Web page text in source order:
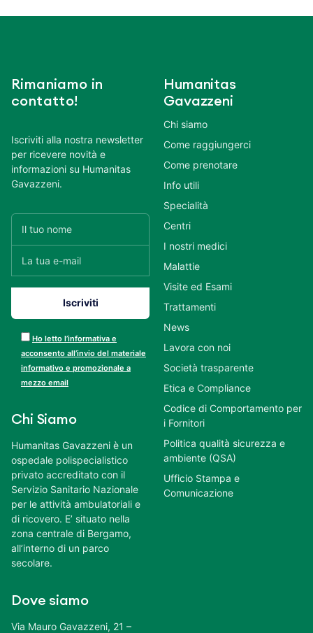
Rimaniamo in
contatto!
Iscriviti alla nostra newsletter
per ricevere novità e
informazioni su Humanitas
Gavazzeni.
Ho letto l’informativa e
acconsento all’invio del materiale
informativo e promozionale a
mezzo email
Chi Siamo
Humanitas Gavazzeni è un
ospedale polispecialistico
privato accreditato con il
Servizio Sanitario Nazionale
per le attività ambulatoriali e
di ricovero. E’ situato nella
zona centrale di Bergamo,
all’interno di un parco
secolare.
Dove siamo
Via Mauro Gavazzeni, 21 –
Humanitas
Gavazzeni
Chi siamo
Come raggiungerci
Come prenotare
Info utili
Specialità
Centri
I nostri medici
Malattie
Visite ed Esami
Trattamenti
News
Lavora con noi
Società trasparente
Etica e Compliance
Codice di Comportamento per
i Fornitori
Politica qualità sicurezza e
ambiente (QSA)
Ufficio Stampa e
Comunicazione